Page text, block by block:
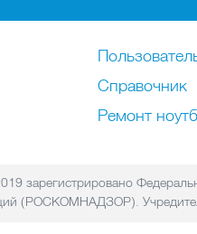
Справочник
Ремонт
(РОСКОМНАДЗОР).